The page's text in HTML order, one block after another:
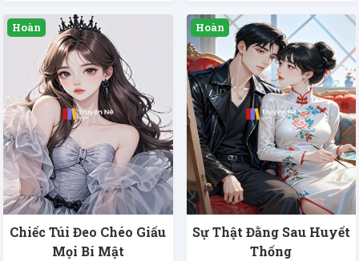
Chiếc Túi Đeo Chéo Giấu
Mọi Bí Mật
Sự Thật Đằng Sau Huyết
Thống